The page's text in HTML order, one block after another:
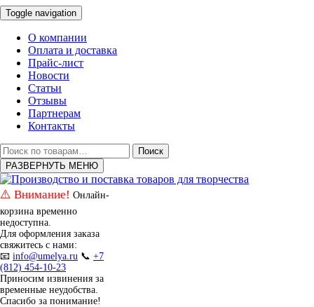
Toggle navigation
О компании
Оплата и доставка
Прайс-лист
Новости
Статьи
Отзывы
Партнерам
Контакты
Искать:
Поиск
РАЗВЕРНУТЬ МЕНЮ
⚠️ Внимание! Онлайн-
корзина временно
недоступна.
Для оформления заказа
свяжитесь с нами:
📧 info@umelya.ru 📞 +7
(812) 454-10-23
Приносим извинения за
временные неудобства.
Спасибо за понимание!